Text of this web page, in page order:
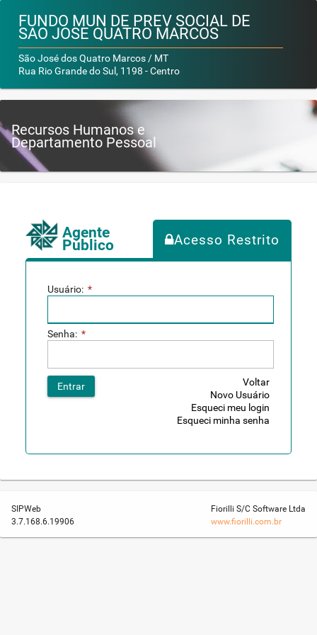
FUNDO MUN DE PREV SOCIAL DE
SAO JOSE QUATRO MARCOS
São José dos Quatro Marcos / MT
Rua Rio Grande do Sul, 1198 - Centro
Recursos Humanos e
Departamento Pessoal
Agente
Público Acesso Restrito
Usuário: *
Senha: *
Entrar
Voltar
Novo Usuário
Esqueci meu login
Esqueci minha senha
SIPWeb
3.7.168.6.19906
Fiorilli S/C Software Ltda
www.fiorilli.com.br